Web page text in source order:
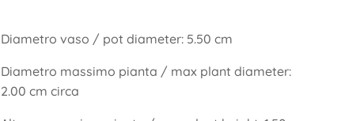
Diametro vaso / pot diameter: 5.50 cm
Diametro massimo pianta / max plant diameter:
2.00 cm circa